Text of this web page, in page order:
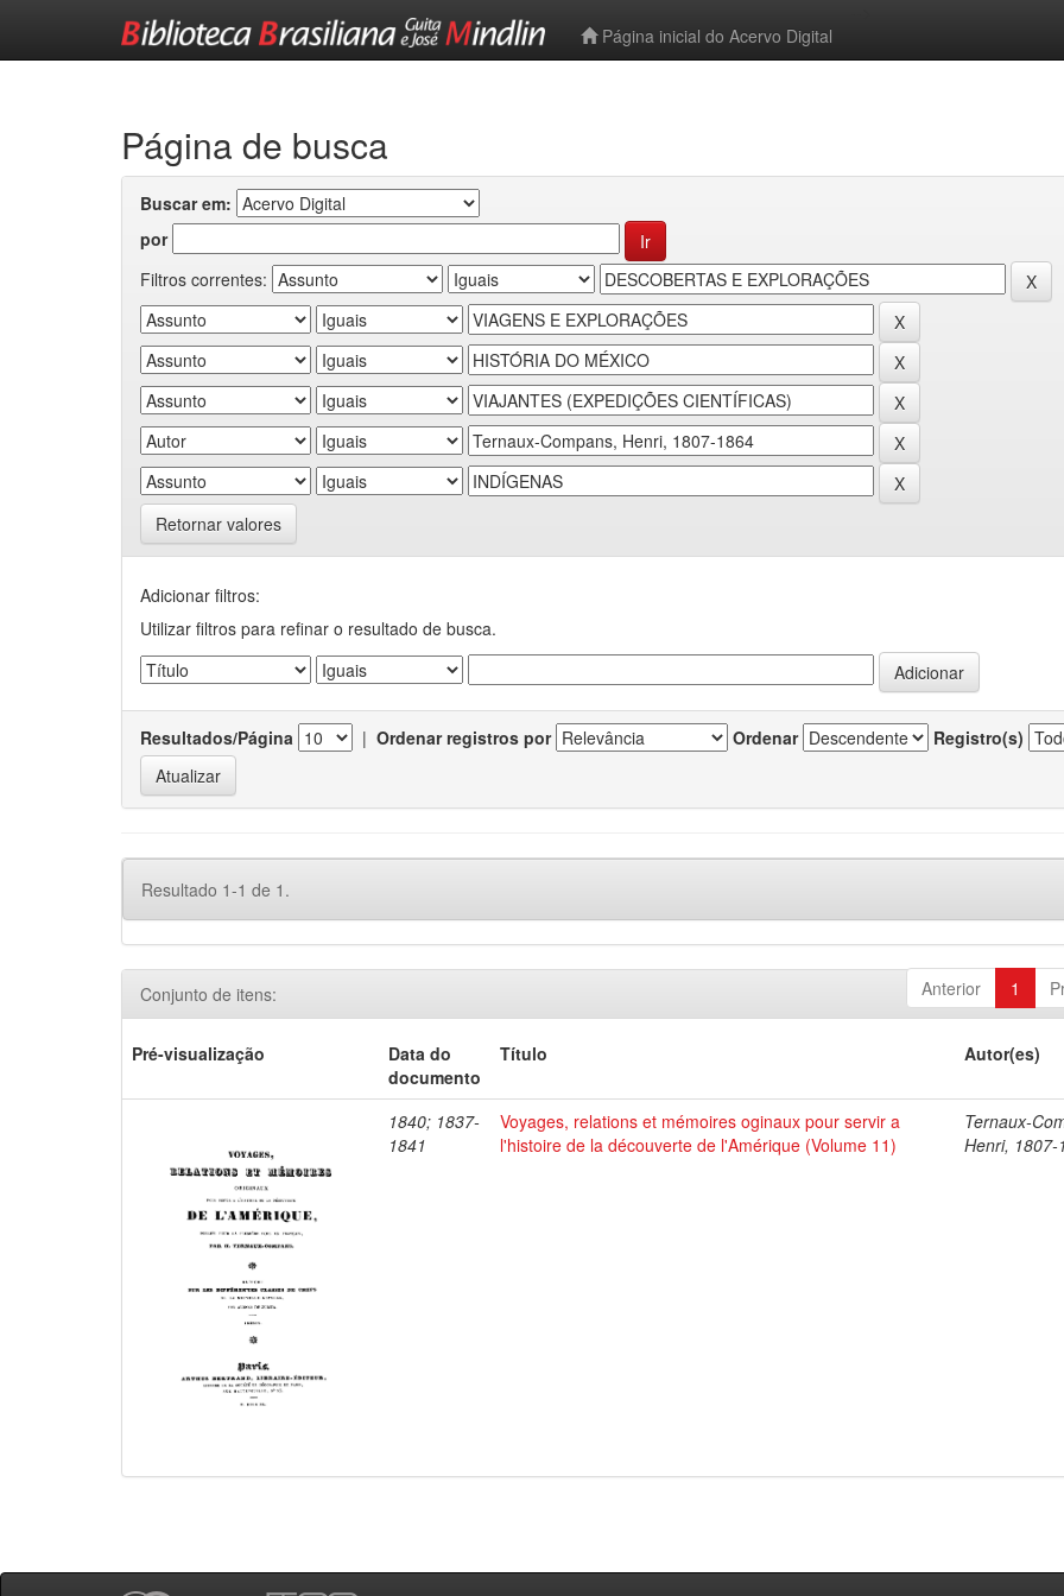
Página inicial do Acervo Digital
Página de busca
Buscar em:
por
Filtros correntes:
Retornar valores
Adicionar filtros:
Utilizar filtros para refinar o resultado de busca.
Resultados/Página | Ordenar registros por Ordenar Registro(s)
Resultado 1-1 de 1.
Anterior 1
Conjunto de itens:
Pré-visualização
Data do
documento
Título Autor(es)
1840; 1837-
1841
Voyages, relations et mémoires oginaux pour servir a
l'histoire de la découverte de l'Amérique (Volume 11)
Ternaux-
Henri, 1807-